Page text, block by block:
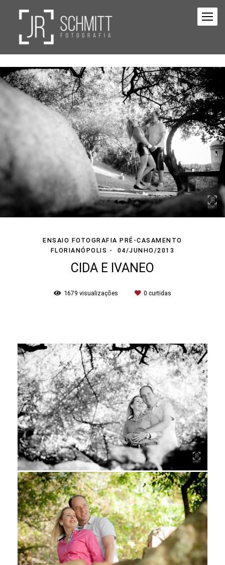
ENSAIO FOTOGRAFIA PRÉ-CASAMENTO
FLORIANÓPOLIS
04/JUNHO/2013
CIDA E IVANEO
1679 visualizações 0 curtidas